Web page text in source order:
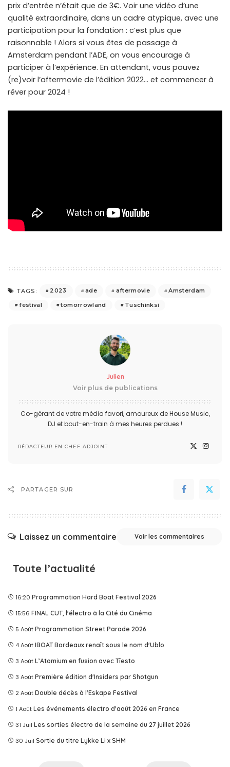
prix d’entrée n’était que de 3€. Voir une vidéo d’une
qualité extraordinaire, dans un cadre atypique, avec une
participation pour la fondation : c’est plus que
raisonnable ! Alors si vous êtes de passage à
Amsterdam pendant l’ADE, on vous encourage à
participer à l’expérience. En attendant, vous pouvez
(re)voir l’aftermovie de l’édition 2022… et commencer à
rêver pour 2024 !
TAGS: 2023 ade aftermovie
Amsterdam
festival
tomorrowland Tuschinksi
Julien
Voir plus de publications
Co-gérant de votre média favori, amoureux de House Music,
DJ et bout-en-train à mes heures perdues !
RÉDACTEUR EN CHEF ADJOINT
PARTAGER SUR
Laissez un commentaire Voir les commentaires
Toute l’actualité
16:20 Programmation Hard Boat Festival 2026
15:56 FINAL CUT, l'électro à la Cité du Cinéma
5 Août Programmation Street Parade 2026
4 Août IBOAT Bordeaux renaît sous le nom d'Ublo
3 Août L’Atomium en fusion avec Tîesto
3 Août Première édition d'Insiders par Shotgun
2 Août Double décès à l'Eskape Festival
1 Août Les événements électro d'août 2026 en France
31 Juil Les sorties électro de la semaine du 27 juillet 2026
30 Juil Sortie du titre Lykke Li x SHM